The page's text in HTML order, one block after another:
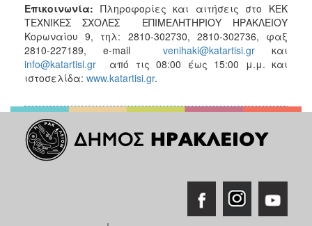
Επικοινωνία: Πληροφορίες και αιτήσεις στο ΚΕΚ
ΤΕΧΝΙΚΕΣ ΣΧΟΛΕΣ ΕΠΙΜΕΛΗΤΗΡΙΟΥ ΗΡΑΚΛΕΙΟΥ
Κορωναίου 9, τηλ: 2810-302730, 2810-302736, φαξ
2810-227189, e-mailvenihaki@katartisi.gr και
info@katartisi.gr από τις 08:00 έως 15:00 μ.μ. και
ιστοσελίδα: www.katartisi.gr.